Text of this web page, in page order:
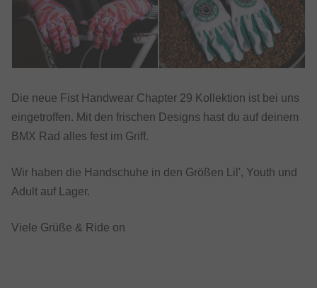
Die neue Fist Handwear Chapter 29 Kollektion ist bei uns
eingetroffen. Mit den frischen Designs hast du auf deinem
BMX Rad alles fest im Griff.
Wir haben die Handschuhe in den Größen Lil', Youth und
Adult auf Lager.
Viele Grüße & Ride on